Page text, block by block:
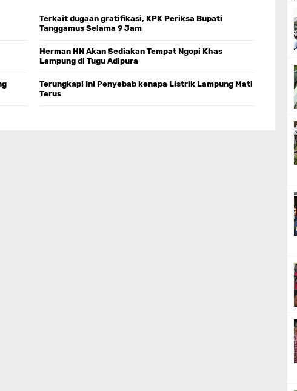
Terkait dugaan gratifikasi, KPK Periksa Bupati
Tanggamus Selama 9 Jam
Herman HN Akan Sediakan Tempat Ngopi Khas
Lampung di Tugu Adipura
Terungkap! Ini Penyebab kenapa Listrik Lampung Mati
Terus